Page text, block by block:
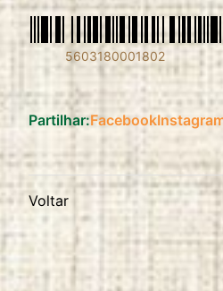
5603180001802
Partilhar:Facebook
Voltar